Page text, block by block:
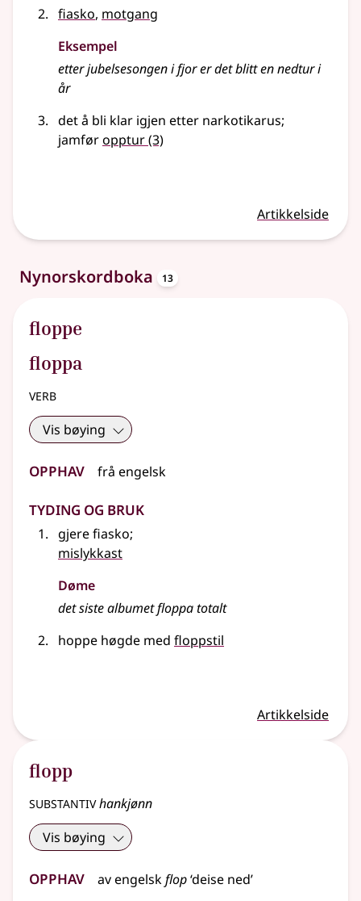
fiasko, motgang
Eksempel
etter jubelsesongen i fjor er det blitt ennedturi
år
det å bli klar igjen etter narkotikarus;
jamføropptur(3)
Artikkelside
Nynorskordboka 13
floppe
floppa
verb
Vis bøying
Opphav frå engelsk
Tyding og bruk
gjere fiasko;
mislykkast
Døme
det siste albumet floppa totalt
hoppe høgde med floppstil
Artikkelside
flopp
substantivhankjønn
Vis bøying
Opphav avengelskflop‘deise ned’